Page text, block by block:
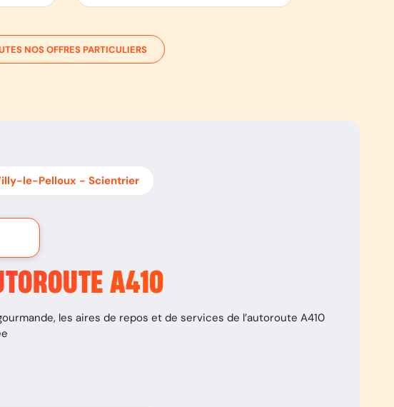
NOS OFFRES PARTICULIERS
le-Pelloux - Scientrier
A410
les aires de repos et de services de l’autoroute A410